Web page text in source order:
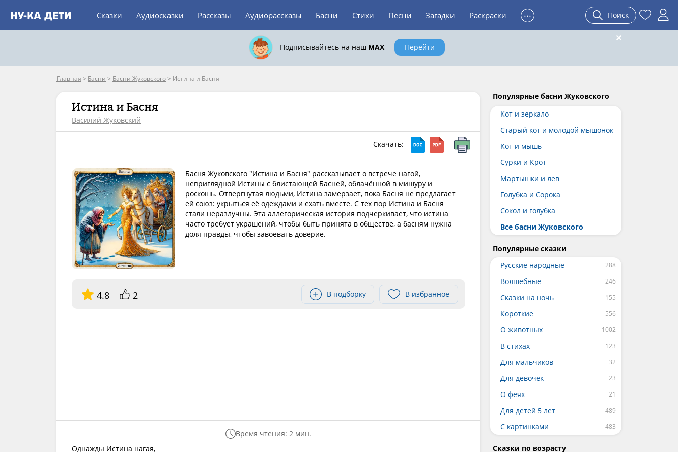
Сказки Аудиосказки Рассказы Аудиорассказы Басни Стихи Песни Загадки Раскраски ... Поиск
Подписывайтесь на наш MAX Перейти
Главная > Басни > Басни Жуковского> Истина и Басня
Истина и Басня
Василий Жуковский
Скачать:
Басня Жуковского "Истина и Басня" рассказывает о встрече нагой,
неприглядной Истины с блистающей Басней, облачённой в мишуру и
роскошь. Отвергнутая людьми, Истина замерзает, пока Басня не предлагает
ей союз: укрыться её одеждами и ехать вместе. С тех пор Истина и Басня
стали неразлучны. Эта аллегорическая история подчеркивает, что истина
часто требует украшений, чтобы быть принята в обществе, а басням нужна
доля правды, чтобы завоевать доверие.
4.8 2 В подборку В избранное
Время чтения: 2 мин.
Однажды Истина нагая,
Популярные басни Жуковского
Кот и зеркало
Старый кот и молодой мышонок
Кот и мышь
Сурки и Крот
Мартышки и лев
Голубка и Сорока
Сокол и голубка
Все басни Жуковского
Популярные сказки
Русские народные
Волшебные
Сказки на ночь
Короткие
О животных
В стихах
Для мальчиков
Для девочек
О феях
Для детей 5 лет
С картинками
Сказки по возрасту